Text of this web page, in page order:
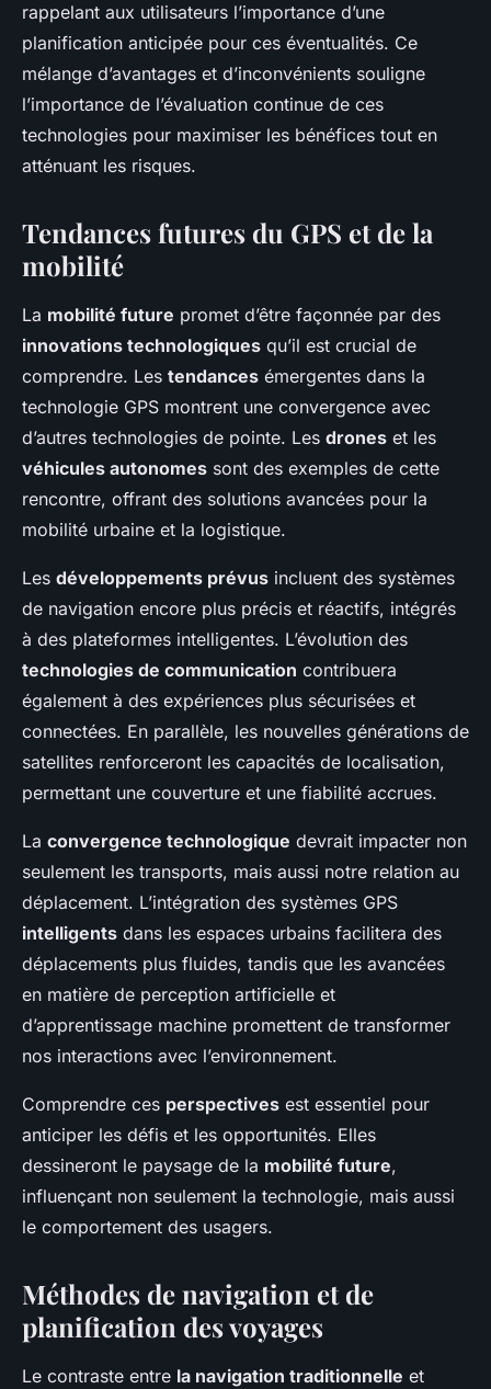
rappelant aux utilisateurs l’importance d’une
planification anticipée pour ces éventualités. Ce
mélange d’avantages et d’inconvénients souligne
l’importance de l’évaluation continue de ces
technologies pour maximiser les bénéfices tout en
atténuant les risques.
Tendances futures du GPS et de la
mobilité
La mobilité future promet d’être façonnée par des
innovations technologiques qu’il est crucial de
comprendre. Les tendances émergentes dans la
technologie GPS montrent une convergence avec
d’autres technologies de pointe. Les drones et les
véhicules autonomes sont des exemples de cette
rencontre, offrant des solutions avancées pour la
mobilité urbaine et la logistique.
Les développements prévus incluent des systèmes
de navigation encore plus précis et réactifs, intégrés
à des plateformes intelligentes. L’évolution des
technologies de communication contribuera
également à des expériences plus sécurisées et
connectées. En parallèle, les nouvelles générations de
satellites renforceront les capacités de localisation,
permettant une couverture et une fiabilité accrues.
La convergence technologique devrait impacter non
seulement les transports, mais aussi notre relation au
déplacement. L’intégration des systèmes GPS
intelligents dans les espaces urbains facilitera des
déplacements plus fluides, tandis que les avancées
en matière de perception artificielle et
d’apprentissage machine promettent de transformer
nos interactions avec l’environnement.
Comprendre ces perspectives est essentiel pour
anticiper les défis et les opportunités. Elles
dessineront le paysage de la mobilité future,
influençant non seulement la technologie, mais aussi
le comportement des usagers.
Méthodes de navigation et de
planification des voyages
Le contraste entre la navigation traditionnelle et